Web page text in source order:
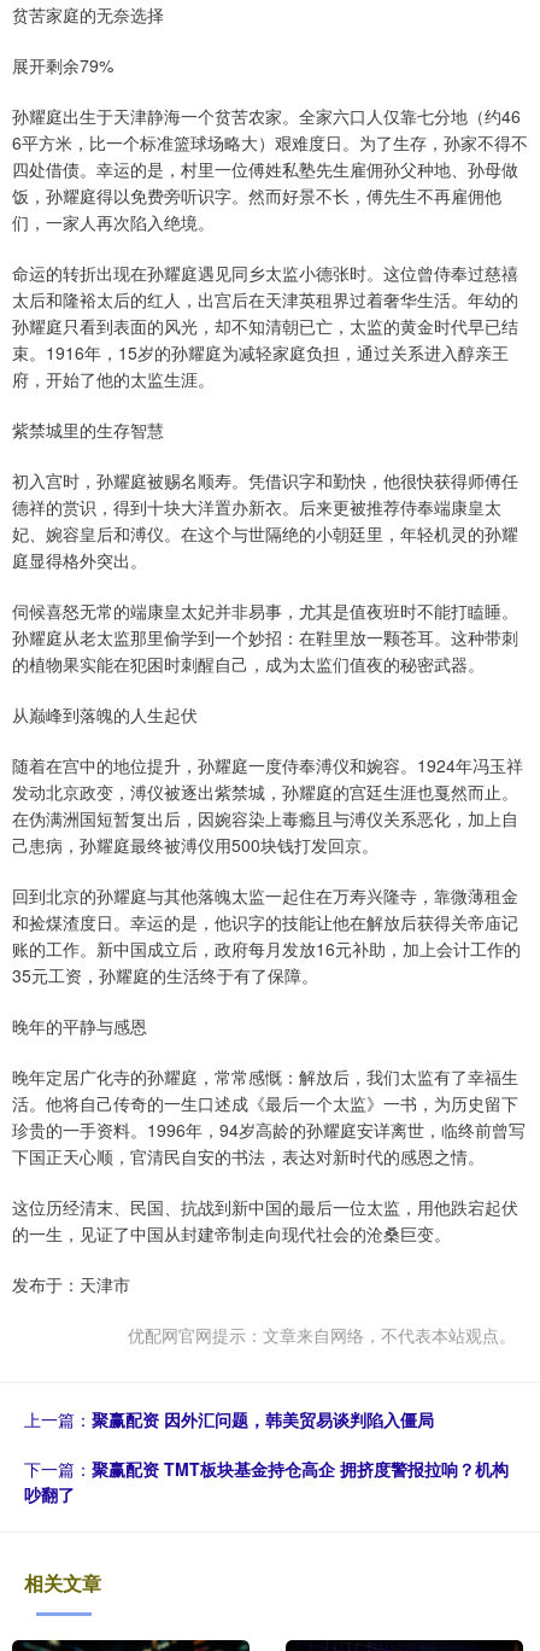
贫苦家庭的无奈选择
展开剩余79%
孙耀庭出生于天津静海一个贫苦农家。全家六口人仅靠七分地（约46
6平方米，比一个标准篮球场略大）艰难度日。为了生存，孙家不得不
四处借债。幸运的是，村里一位傅姓私塾先生雇佣孙父种地、孙母做
饭，孙耀庭得以免费旁听识字。然而好景不长，傅先生不再雇佣他
们，一家人再次陷入绝境。
命运的转折出现在孙耀庭遇见同乡太监小德张时。这位曾侍奉过慈禧
太后和隆裕太后的红人，出宫后在天津英租界过着奢华生活。年幼的
孙耀庭只看到表面的风光，却不知清朝已亡，太监的黄金时代早已结
束。1916年，15岁的孙耀庭为减轻家庭负担，通过关系进入醇亲王
府，开始了他的太监生涯。
紫禁城里的生存智慧
初入宫时，孙耀庭被赐名顺寿。凭借识字和勤快，他很快获得师傅任
德祥的赏识，得到十块大洋置办新衣。后来更被推荐侍奉端康皇太
妃、婉容皇后和溥仪。在这个与世隔绝的小朝廷里，年轻机灵的孙耀
庭显得格外突出。
伺候喜怒无常的端康皇太妃并非易事，尤其是值夜班时不能打瞌睡。
孙耀庭从老太监那里偷学到一个妙招：在鞋里放一颗苍耳。这种带刺
的植物果实能在犯困时刺醒自己，成为太监们值夜的秘密武器。
从巅峰到落魄的人生起伏
随着在宫中的地位提升，孙耀庭一度侍奉溥仪和婉容。1924年冯玉祥
发动北京政变，溥仪被逐出紫禁城，孙耀庭的宫廷生涯也戛然而止。
在伪满洲国短暂复出后，因婉容染上毒瘾且与溥仪关系恶化，加上自
己患病，孙耀庭最终被溥仪用500块钱打发回京。
回到北京的孙耀庭与其他落魄太监一起住在万寿兴隆寺，靠微薄租金
和捡煤渣度日。幸运的是，他识字的技能让他在解放后获得关帝庙记
账的工作。新中国成立后，政府每月发放16元补助，加上会计工作的
35元工资，孙耀庭的生活终于有了保障。
晚年的平静与感恩
晚年定居广化寺的孙耀庭，常常感慨：解放后，我们太监有了幸福生
活。他将自己传奇的一生口述成《最后一个太监》一书，为历史留下
珍贵的一手资料。1996年，94岁高龄的孙耀庭安详离世，临终前曾写
下国正天心顺，官清民自安的书法，表达对新时代的感恩之情。
这位历经清末、民国、抗战到新中国的最后一位太监，用他跌宕起伏
的一生，见证了中国从封建帝制走向现代社会的沧桑巨变。
发布于：天津市
优配网官网提示：文章来自网络，不代表本站观点。
上一篇： 聚赢配资 因外汇问题，韩美贸易谈判陷入僵局
下一篇： 聚赢配资 TMT板块基金持仓高企 拥挤度警报拉响？机构
吵翻了
相关文章